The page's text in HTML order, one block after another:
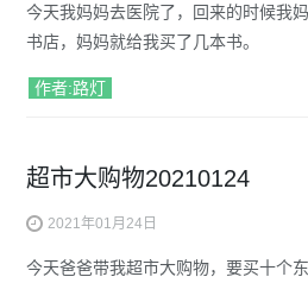
今天我妈妈去医院了，回来的时候我
书店，妈妈就给我买了几本书。
作者:路灯
超市大购物20210124
2021年01月24日
今天爸爸带我超市大购物，要买十个